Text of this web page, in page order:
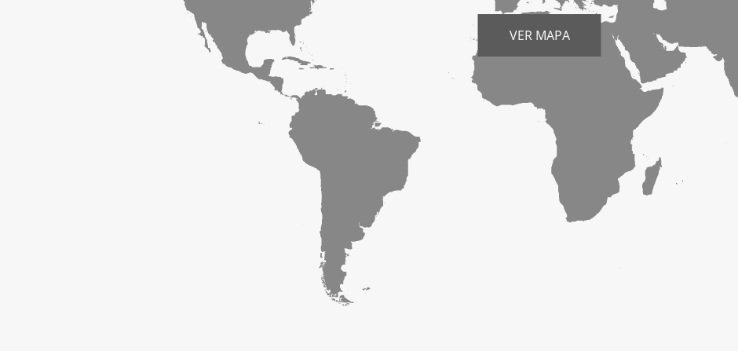
VER MAPA